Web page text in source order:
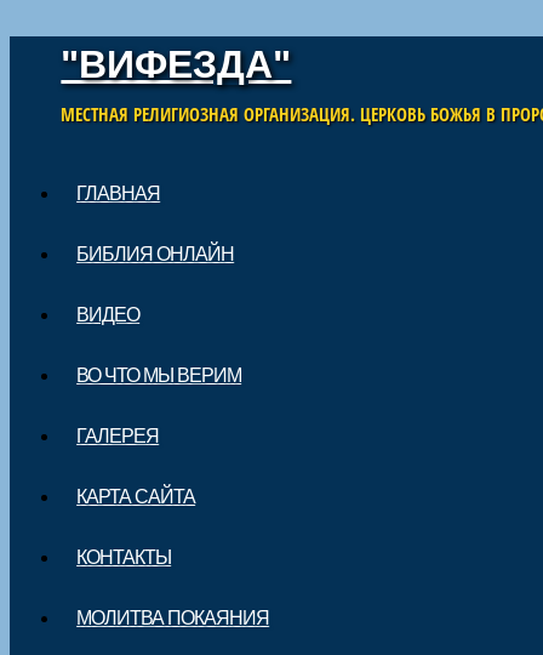
"ВИФЕЗДА"
МЕСТНАЯ РЕЛИГИОЗНАЯ ОРГАНИЗАЦИЯ. ЦЕРКОВЬ БОЖЬЯ В
Main menu
ГЛАВНАЯ
БИБЛИЯ ОНЛАЙН
ВИДЕО
ВО ЧТО МЫ ВЕРИМ
ГАЛЕРЕЯ
КАРТА САЙТА
КОНТАКТЫ
МОЛИТВА ПОКАЯНИЯ